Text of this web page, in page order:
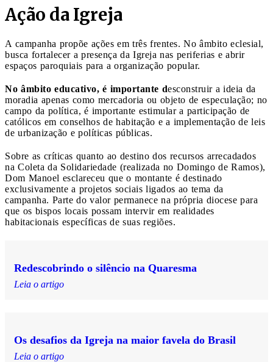
Ação da Igreja
A campanha propõe ações em três frentes. No âmbito eclesial,
busca fortalecer a presença da Igreja nas periferias e abrir
espaços paroquiais para a organização popular.
No âmbito educativo, é importante desconstruir a ideia da
moradia apenas como mercadoria ou objeto de especulação; no
campo da política, é importante estimular a participação de
católicos em conselhos de habitação e a implementação de leis
de urbanização e políticas públicas.
Sobre as críticas quanto ao destino dos recursos arrecadados
na Coleta da Solidariedade (realizada no Domingo de Ramos),
Dom Manoel esclareceu que o montante é destinado
exclusivamente a projetos sociais ligados ao tema da
campanha. Parte do valor permanece na própria diocese para
que os bispos locais possam intervir em realidades
habitacionais específicas de suas regiões.
Redescobrindo o silêncio na Quaresma
Leia o artigo
Os desafios da Igreja na maior favela do Brasil
Leia o artigo